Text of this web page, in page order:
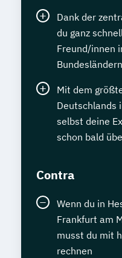
Eng.) 6 ode 7
Fahrzeugtechnik
Kunststofftechnik
Dank der
du ganz
Freund/innen
Bundesländern
Mit dem
Deutschlands
selbst deine
schon bald
Contra
Wenn du in
Frankfurt am
musst du mit
rechnen